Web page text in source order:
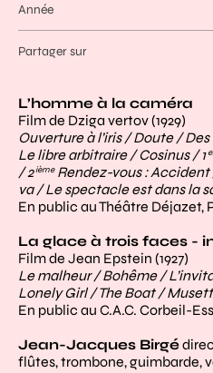
Année
Partager sur
L’homme à la caméra
Film de Dziga vertov (1929)
Ouverture à l’iris / Doute /
Le libre arbitraire / Cosinus / 1
/ 2ièmeRendez-vous :
va / Le spectacle est dans la
En public au Théâtre Déjazet,
La glace à trois faces -
Film de Jean Epstein (1927)
Le malheur / Bohême /
Lonely Girl / The Boat /
En public au C.A.C. Corbeil-
Jean-Jacques Birgé
flûtes, trombone, guimbarde,